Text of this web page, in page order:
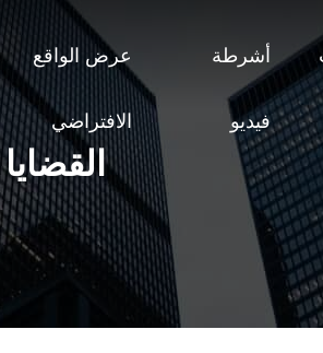
أشرطة
فيديو
عرض الواقع
الافتراضي
القضايا